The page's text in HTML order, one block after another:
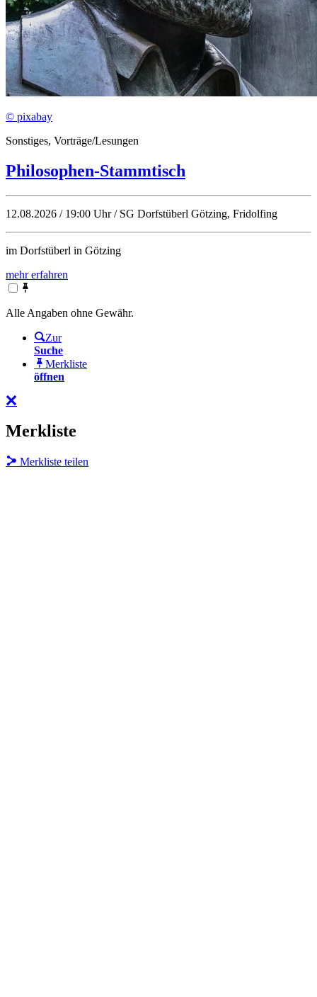
© pixabay
Sonstiges, Vorträge/Lesungen
Philosophen-Stammtisch
12.08.2026 / 19:00 Uhr / SG Dorfstüberl Götzing, Fridolfing
im Dorfstüberl in Götzing
mehr erfahren
Alle Angaben ohne Gewähr.
Zur
Suche
Merkliste
öffnen
Merkliste
Merkliste teilen